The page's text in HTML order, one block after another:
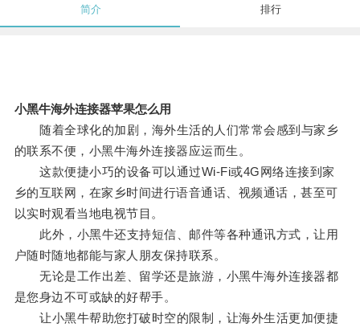
简介 排行
小黑牛海外连接器苹果怎么用
随着全球化的加剧，海外生活的人们常常会感到与家乡
的联系不便，小黑牛海外连接器应运而生。
这款便捷小巧的设备可以通过Wi-Fi或4G网络连接到家
乡的互联网，在家乡时间进行语音通话、视频通话，甚至可
以实时观看当地电视节目。
此外，小黑牛还支持短信、邮件等各种通讯方式，让用
户随时随地都能与家人朋友保持联系。
无论是工作出差、留学还是旅游，小黑牛海外连接器都
是您身边不可或缺的好帮手。
让小黑牛帮助您打破时空的限制，让海外生活更加便捷